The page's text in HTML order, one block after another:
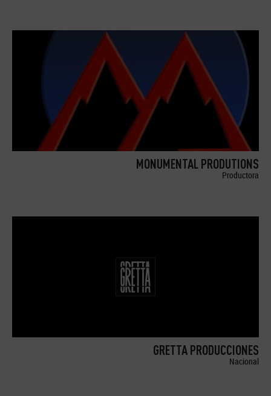
MONUMENTAL PRODUTIONS
Productora
GRETTA PRODUCCIONES
Nacional